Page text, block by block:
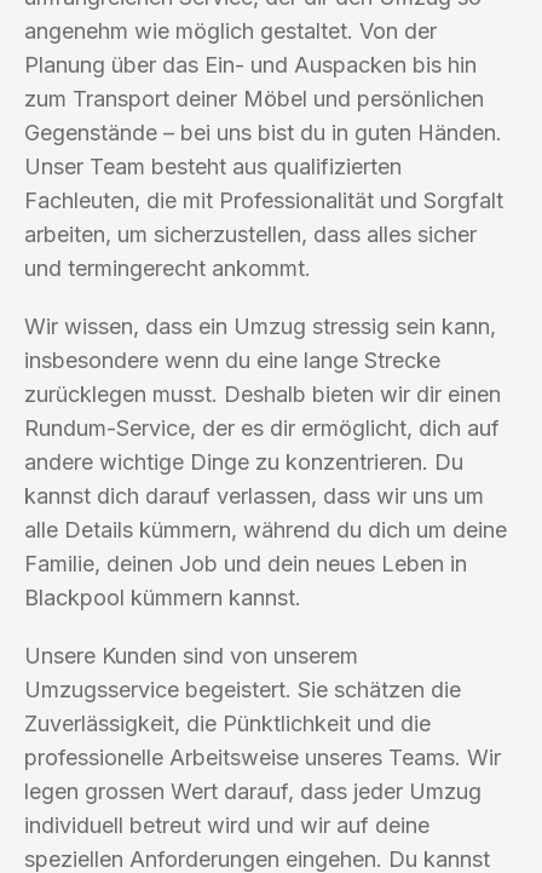
angenehm wie möglich gestaltet. Von der
Planung über das Ein- und Auspacken bis hin
zum Transport deiner Möbel und persönlichen
Gegenstände – bei uns bist du in guten Händen.
Unser Team besteht aus qualifizierten
Fachleuten, die mit Professionalität und Sorgfalt
arbeiten, um sicherzustellen, dass alles sicher
und termingerecht ankommt.
Wir wissen, dass ein Umzug stressig sein kann,
insbesondere wenn du eine lange Strecke
zurücklegen musst. Deshalb bieten wir dir einen
Rundum-Service, der es dir ermöglicht, dich auf
andere wichtige Dinge zu konzentrieren. Du
kannst dich darauf verlassen, dass wir uns um
alle Details kümmern, während du dich um deine
Familie, deinen Job und dein neues Leben in
Blackpool kümmern kannst.
Unsere Kunden sind von unserem
Umzugsservice begeistert. Sie schätzen die
Zuverlässigkeit, die Pünktlichkeit und die
professionelle Arbeitsweise unseres Teams. Wir
legen grossen Wert darauf, dass jeder Umzug
individuell betreut wird und wir auf deine
speziellen Anforderungen eingehen. Du kannst